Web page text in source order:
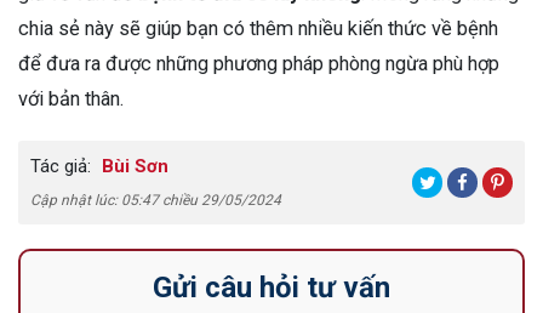
chia sẻ này sẽ giúp bạn có thêm nhiều kiến thức về bệnh
để đưa ra được những phương pháp phòng ngừa phù hợp
với bản thân.
Tác giả: Bùi Sơn
Cập nhật lúc: 05:47 chiều 29/05/2024
Gửi câu hỏi tư vấn